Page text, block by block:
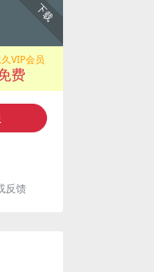
下载
VIP会员
费
反馈